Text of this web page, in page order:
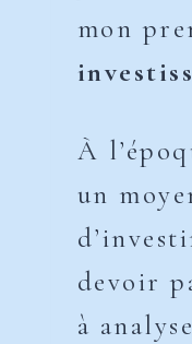
mon
À
un
devoir
à